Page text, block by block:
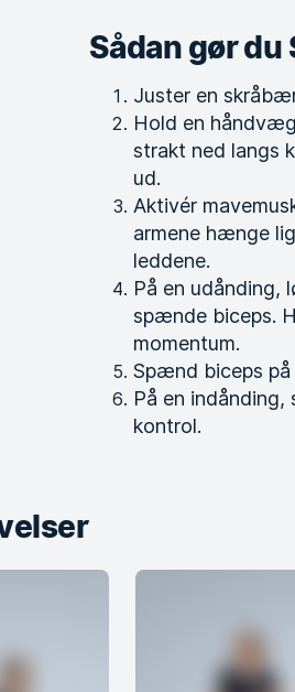
Sådan gør
Juster en
Hold en
strakt ned langs
ud.
Aktivér
armene hænge
leddene.
På en udånding,
spænde biceps.
momentum.
Spænd biceps
På en
kontrol.